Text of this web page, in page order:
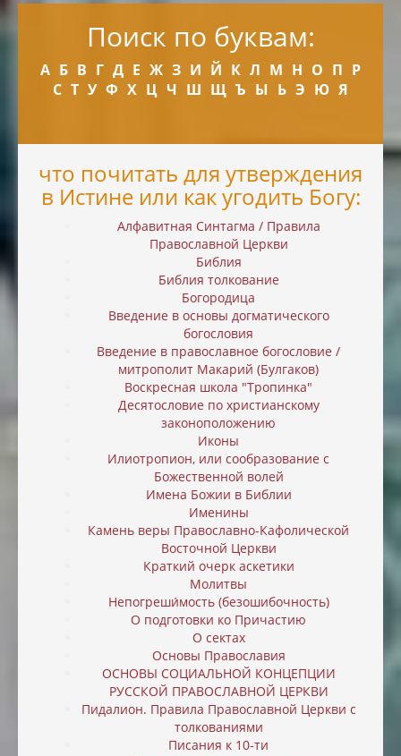
Поиск по буквам:
А Б В Г Д Е Ж З И Й К Л М Н О П Р
С Т У Ф Х Ц Ч Ш Щ Ъ Ы Ь Э Ю Я
что почитать для утверждения
в Истине или как угодить Богу:
Алфавитная Синтагма / Правила
Православной Церкви
Библия
Библия толкование
Богородица
Введение в основы догматического
богословия
Введение в православное богословие /
митрополит Макарий (Булгаков)
Воскресная школа "Тропинка"
Десятословие по христианскому
законоположению
Иконы
Илиотропион, или cообразование с
Божественной волей
Имена Божии в Библии
Именины
Камень веры Православно-Кафолической
Восточной Церкви
Краткий очерк аскетики
Молитвы
Непогреши́мость (безошибочность)
О подготовки ко Причастию
О сектах
Основы Православия
ОСНОВЫ СОЦИАЛЬНОЙ КОНЦЕПЦИИ
РУССКОЙ ПРАВОСЛАВНОЙ ЦЕРКВИ
Пидалион. Правила Православной Церкви с
толкованиями
Писания к 10-ти